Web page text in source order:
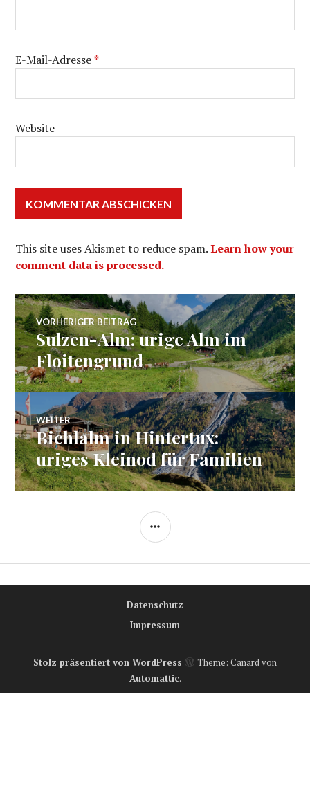
E-Mail-Adresse*
Website
This site uses Akismet to reduce spam.Learn how your
comment data is processed.
Beitragsnavigation
VORHERIGER BEITRAG
Vorheriger
Beitrag:
Sulzen-Alm: urige Alm im
Floitengrund
WEITER
Nächster
Beitrag:
Bichlalm in Hintertux:
uriges Kleinod für Familien
SEITENLEISTE
Datenschutz
Impressum
Stolz präsentiert von WordPress
Theme: Canard von
Automattic.